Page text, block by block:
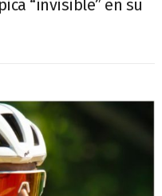
“invisible” en su